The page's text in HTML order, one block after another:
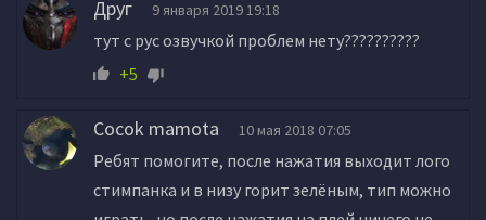
Друг 9 января 2019 19:18
тут с рус озвучкой проблем нету??????????
+5
Cocok mamota 10 мая 2018 07:05
Ребят помогите, после нажатия выходит лого
стимпанка и в низу горит зелёным, тип можно